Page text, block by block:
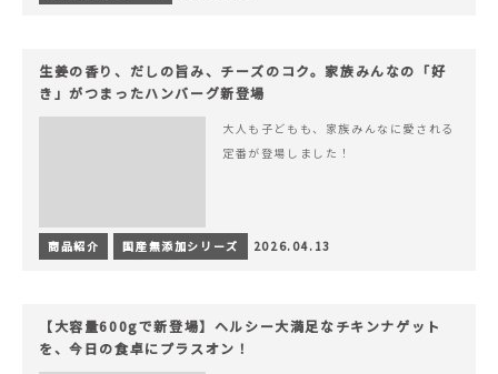
生姜の香り、だしの旨み、チーズのコク。家族みんなの「好
き」がつまったハンバーグ新登場
大人も子どもも、家族みんなに愛される
定番が登場しました！
商品紹介 国産無添加シリーズ 2026.04.13
【大容量600gで新登場】ヘルシー大満足なチキンナゲット
を、今日の食卓にプラスオン！